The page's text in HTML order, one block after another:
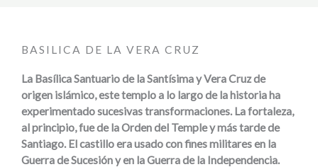
BASILICA DE LA VERA CRUZ
La Basílica Santuario de la Santísima y Vera Cruz de
origen islámico, este templo a lo largo de la historia ha
experimentado sucesivas transformaciones. La fortaleza,
al principio, fue de la Orden del Temple y más tarde de
Santiago. El castillo era usado con fines militares en la
Guerra de Sucesión y en la Guerra de la Independencia.